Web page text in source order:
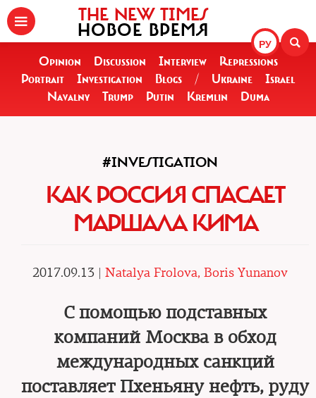
РУ
THE NEW TIMES
НОВОЕ ВРЕМЯ
Opinion Discussion Interview
Repressions
Portrait
Investigation Blogs / Ukraine
Israel
Navalny
Trump Putin Kremlin Duma
#INVESTIGATION
КАК РОССИЯ СПАСАЕТ
МАРШАЛА КИМА
2017.09.13 | Natalya Frolova, Boris Yunanov
С помощью подставных
компаний Москва в обход
международных санкций
поставляет Пхеньяну нефть, руду